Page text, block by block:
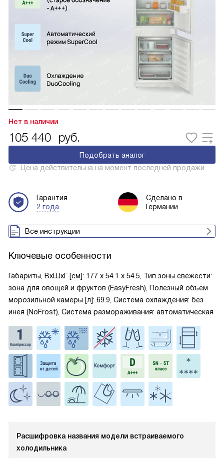
Нет в наличии
105 440 руб.
Подобрать аналог
Цена действительна на момент последней продажи
Гарантия
2 года
Сделано в
Германии
Все инструкции
Ключевые особенности
Габариты, ВxШxГ [см]: 177 х 54.1 х 54.5, Тип зоны свежести:
зона для овощей и фруктов (EasyFresh), Полезный объем
морозильной камеры [л]: 69.9, Система охлаждения: без
инея (NoFrost), Система размораживания: автоматическая
Расшифровка названия модели встраиваемого
холодильника